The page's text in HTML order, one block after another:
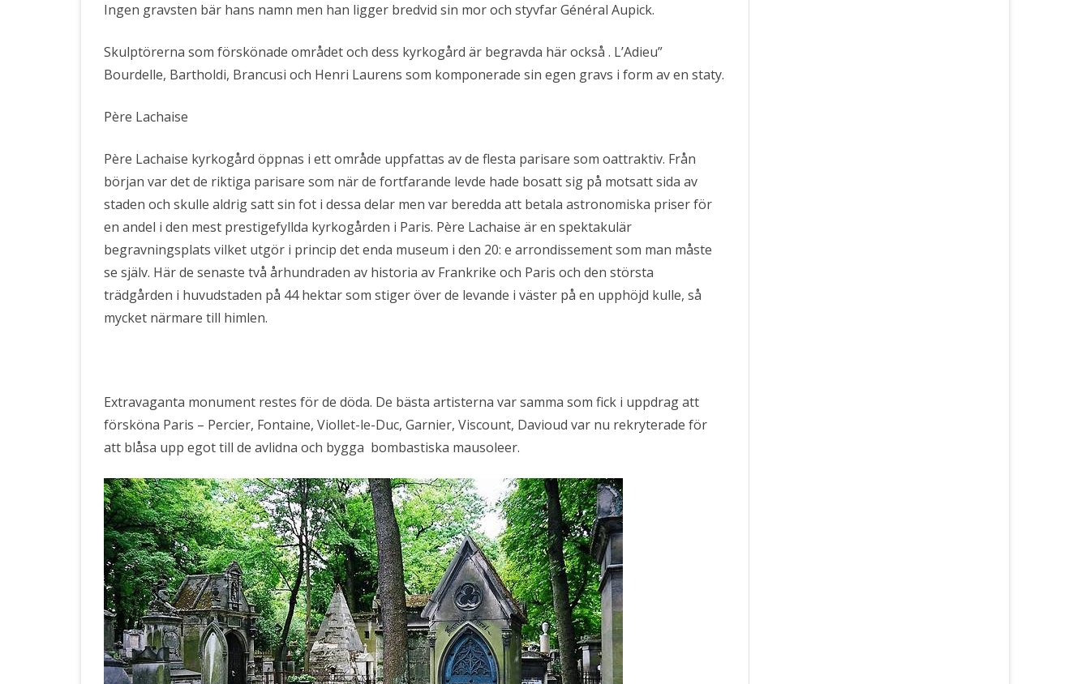
Ingen gravsten bär hans namn men han ligger bredvid sin mor och styvfar Général Aupick.
Skulptörerna som förskönade området och dess kyrkogård är begravda här också . L’Adieu”
Bourdelle, Bartholdi, Brancusi och Henri Laurens som komponerade sin egen gravs i form av en staty.
Père Lachaise
Père Lachaise kyrkogård öppnas i ett område uppfattas av de flesta parisare som oattraktiv. Från
början var det de riktiga parisare som när de fortfarande levde hade bosatt sig på motsatt sida av
staden och skulle aldrig satt sin fot i dessa delar men var beredda att betala astronomiska priser för
en andel i den mest prestigefyllda kyrkogården i Paris. Père Lachaise är en spektakulär
begravningsplats vilket utgör i princip det enda museum i den 20: e arrondissement som man måste
se själv. Här de senaste två århundraden av historia av Frankrike och Paris och den största
trädgården i huvudstaden på 44 hektar som stiger över de levande i väster på en upphöjd kulle, så
mycket närmare till himlen.
Extravaganta monument restes för de döda. De bästa artisterna var samma som fick i uppdrag att
försköna Paris – Percier, Fontaine, Viollet-le-Duc, Garnier, Viscount, Davioud var nu rekryterade för
att blåsa upp egot till de avlidna och bygga bombastiska mausoleer.